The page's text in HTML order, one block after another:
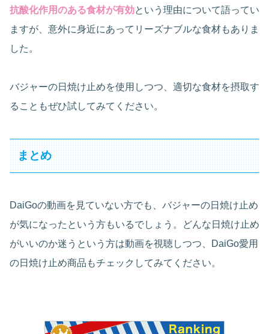
抗酸化作用のある食材が有効という理由について語ってい
ますが、意外に身近にあってリーズナブルな食材もありま
した。
バジャーの日焼け止めを使用しつつ、適切な食材を摂取す
ることもぜひ試してみてください。
まとめ
DaiGoの動画を見ていない方でも、バジャーの日焼け止め
が気になったという方もいるでしょう。どんな日焼け止め
がいいのか迷うという方は動画を視聴しつつ、DaiGo愛用
の日焼け止め商品もチェックしてみてください。